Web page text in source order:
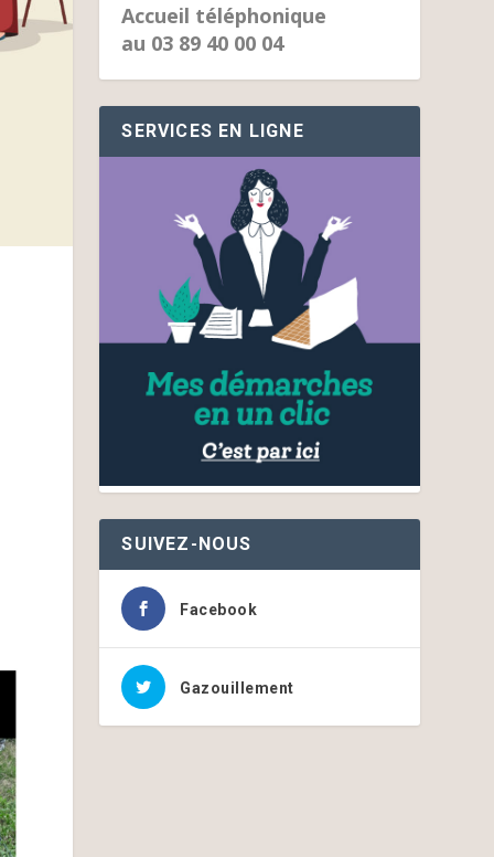
Accueil téléphonique
au 03 89 40 00 04
SERVICES EN LIGNE
SUIVEZ-NOUS
Facebook
Gazouillement